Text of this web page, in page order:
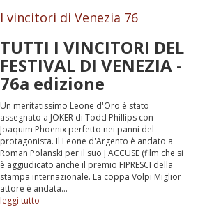
I vincitori di Venezia 76
TUTTI I VINCITORI DEL
FESTIVAL DI VENEZIA -
76a edizione
Un meritatissimo Leone d'Oro è stato
assegnato a JOKER di Todd Phillips con
Joaquim Phoenix perfetto nei panni del
protagonista. Il Leone d'Argento è andato a
Roman Polanski per il suo J'ACCUSE (film che si
è aggiudicato anche il premio FIPRESCI della
stampa internazionale. La coppa Volpi Miglior
attore è andata...
leggi tutto